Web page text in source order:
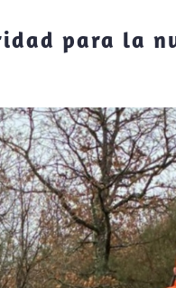
para la